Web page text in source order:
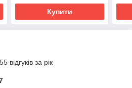
Купити
відгуків за рік